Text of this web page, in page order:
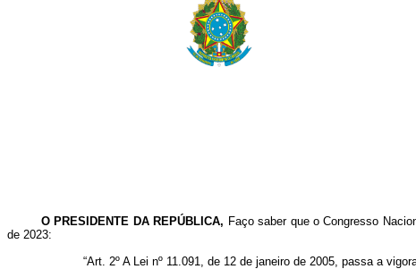
O PRESIDENTE DA REPÚBLICA, Faço saber que o Congresso
de 2023:
“Art. 2º A Lei nº 11.091, de 12 de janeiro de 2005, passa a